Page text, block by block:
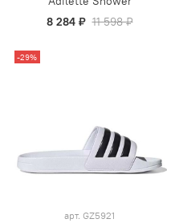
8 284 ₽ 11 598 ₽
-29%
арт. GZ5921